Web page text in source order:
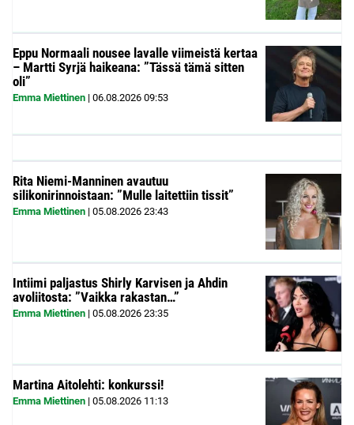
Eppu Normaali nousee lavalle viimeistä kertaa
– Martti Syrjä haikeana: ”Tässä tämä sitten
oli”
Emma Miettinen | 06.08.2026 09:53
Rita Niemi-Manninen avautuu
silikonirinnoistaan: ”Mulle laitettiin tissit”
Emma Miettinen | 05.08.2026 23:43
Intiimi paljastus Shirly Karvisen ja Ahdin
avoliitosta: ”Vaikka rakastan…”
Emma Miettinen | 05.08.2026 23:35
Martina Aitolehti: konkurssi!
Emma Miettinen | 05.08.2026 11:13